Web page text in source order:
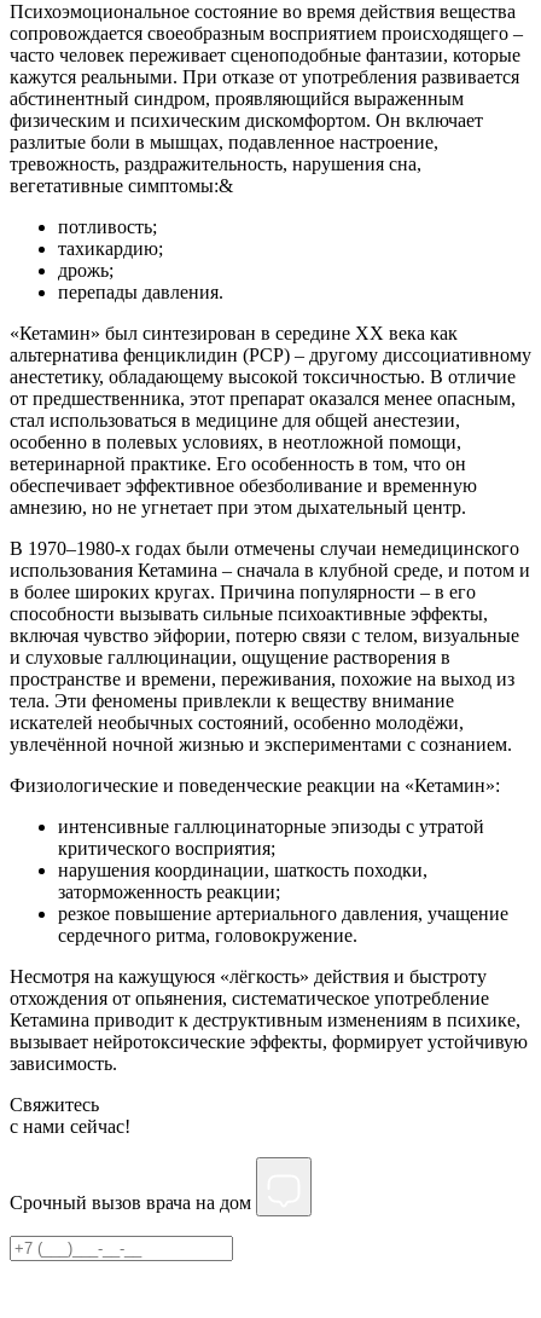
Психоэмоциональное состояние во время действия вещества
сопровождается своеобразным восприятием происходящего –
часто человек переживает сценоподобные фантазии, которые
кажутся реальными. При отказе от употребления развивается
абстинентный синдром, проявляющийся выраженным
физическим и психическим дискомфортом. Он включает
разлитые боли в мышцах, подавленное настроение,
тревожность, раздражительность, нарушения сна,
вегетативные симптомы:&
потливость;
тахикардию;
дрожь;
перепады давления.
«Кетамин» был синтезирован в середине XX века как
альтернатива фенциклидин (PCP) – другому диссоциативному
анестетику, обладающему высокой токсичностью. В отличие
от предшественника, этот препарат оказался менее опасным,
стал использоваться в медицине для общей анестезии,
особенно в полевых условиях, в неотложной помощи,
ветеринарной практике. Его особенность в том, что он
обеспечивает эффективное обезболивание и временную
амнезию, но не угнетает при этом дыхательный центр.
В 1970–1980-х годах были отмечены случаи немедицинского
использования Кетамина – сначала в клубной среде, и потом и
в более широких кругах. Причина популярности – в его
способности вызывать сильные психоактивные эффекты,
включая чувство эйфории, потерю связи с телом, визуальные
и слуховые галлюцинации, ощущение растворения в
пространстве и времени, переживания, похожие на выход из
тела. Эти феномены привлекли к веществу внимание
искателей необычных состояний, особенно молодёжи,
увлечённой ночной жизнью и экспериментами с сознанием.
Физиологические и поведенческие реакции на «Кетамин»:
интенсивные галлюцинаторные эпизоды с утратой
критического восприятия;
нарушения координации, шаткость походки,
заторможенность реакции;
резкое повышение артериального давления, учащение
сердечного ритма, головокружение.
Несмотря на кажущуюся «лёгкость» действия и быстроту
отхождения от опьянения, систематическое употребление
Кетамина приводит к деструктивным изменениям в психике,
вызывает нейротоксические эффекты, формирует устойчивую
зависимость.
Свяжитесь
c нами сейчас!
Срочный вызов врача на дом